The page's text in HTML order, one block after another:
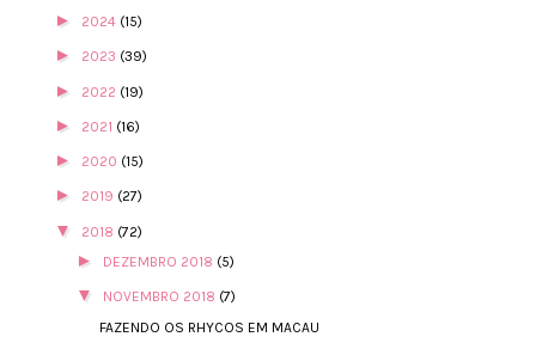
► 2024 (15)
► 2023 (39)
► 2022 (19)
► 2021 (16)
► 2020 (15)
► 2019 (27)
▼ 2018 (72)
► DEZEMBRO 2018 (5)
▼ NOVEMBRO 2018 (7)
FAZENDO OS RHYCOS EM MACAU